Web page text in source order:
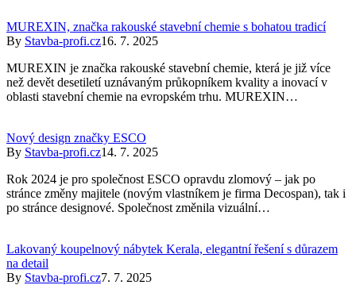
MUREXIN, značka rakouské stavební chemie s bohatou tradicí
By Stavba-profi.cz16. 7. 2025
MUREXIN je značka rakouské stavební chemie, která je již více
než devět desetiletí uznávaným průkopníkem kvality a inovací v
oblasti stavební chemie na evropském trhu. MUREXIN…
Nový design značky ESCO
By Stavba-profi.cz14. 7. 2025
Rok 2024 je pro společnost ESCO opravdu zlomový – jak po
stránce změny majitele (novým vlastníkem je firma Decospan), tak i
po stránce designové. Společnost změnila vizuální…
Lakovaný koupelnový nábytek Kerala, elegantní řešení s důrazem
na detail
By Stavba-profi.cz7. 7. 2025